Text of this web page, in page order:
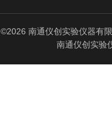
©2026 南通仪创实验仪器有
南通仪创实验